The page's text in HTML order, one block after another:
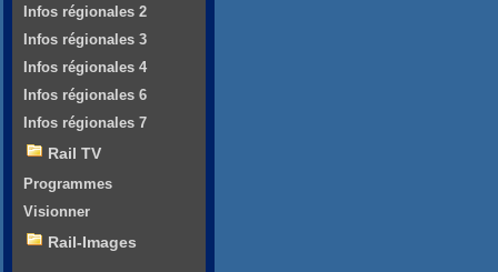
Infos régionales 2
Infos régionales 3
Infos régionales 4
Infos régionales 6
Infos régionales 7
Rail TV
Programmes
Visionner
Rail-Images